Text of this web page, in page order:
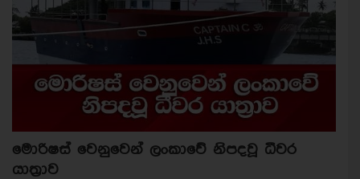
මොරිෂස් වෙනුවෙන් ලංකාවේ නිපදවූ ධීවර
යාත්‍රාව